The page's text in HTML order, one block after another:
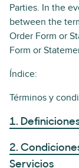
Parties. In the
between the
Order Form or
Form or
Índice:
Términos y
1.
2.
Servicios